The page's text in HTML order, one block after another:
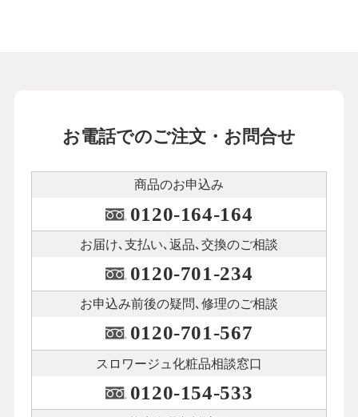
お電話でのご注文・お問合せ
商品のお申込み
0120-164-164
お届け､支払い､ 返品､交換のご相談
0120-701-234
お申込み前後の疑問､修理のご相談
0120-701-567
スロワージュ化粧品相談窓口
0120-154-533